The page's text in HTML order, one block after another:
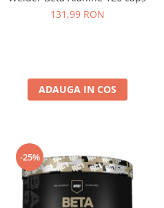
131,99 RON
ADAUGA IN COS
-25%